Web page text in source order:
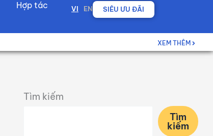
Hợp tác VI EN SIÊU ƯU ĐÃI
XEM THÊM
Tìm kiếm
Tìm
kiếm